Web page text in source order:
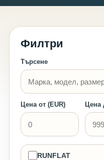
Филтри
Търсене
Цена от (EUR) Цена
RUNFLAT